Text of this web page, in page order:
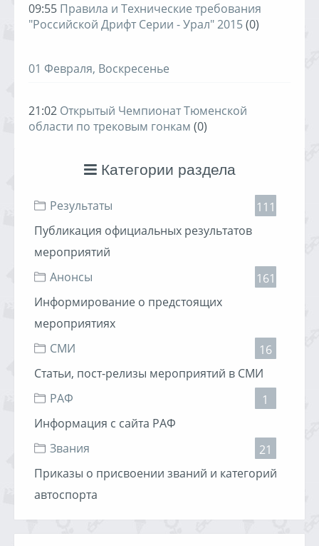
Категории раздела
Результаты
111
Публикация официальных результатов
мероприятий
Анонсы
161
Информирование о предстоящих
мероприятиях
СМИ
16
Статьи, пост-релизы мероприятий в СМИ
РАФ
1
Информация с сайта РАФ
Звания
21
Приказы о присвоении званий и категорий
автоспорта
09:55 Правила и Технические требования
"Российской Дрифт Серии - Урал" 2015(0)
01 Февраля, Воскресенье
21:02 Открытый Чемпионат Тюменской
области по трековым гонкам (0)